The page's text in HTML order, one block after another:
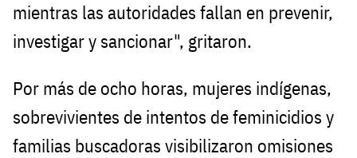
mientras las autoridades fallan en prevenir,
investigar y sancionar", gritaron.
Por más de ocho horas, mujeres indígenas,
sobrevivientes de intentos de feminicidios y
familias buscadoras visibilizaron omisiones